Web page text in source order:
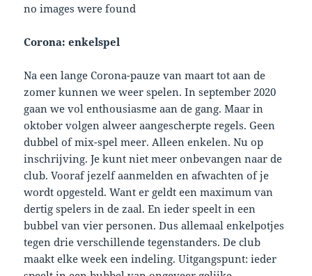
no images were found
Corona: enkelspel
Na een lange Corona-pauze van maart tot aan de
zomer kunnen we weer spelen. In september 2020
gaan we vol enthousiasme aan de gang. Maar in
oktober volgen alweer aangescherpte regels. Geen
dubbel of mix-spel meer. Alleen enkelen. Nu op
inschrijving. Je kunt niet meer onbevangen naar de
club. Vooraf jezelf aanmelden en afwachten of je
wordt opgesteld. Want er geldt een maximum van
dertig spelers in de zaal. En ieder speelt in een
bubbel van vier personen. Dus allemaal enkelpotjes
tegen drie verschillende tegenstanders. De club
maakt elke week een indeling. Uitgangspunt: ieder